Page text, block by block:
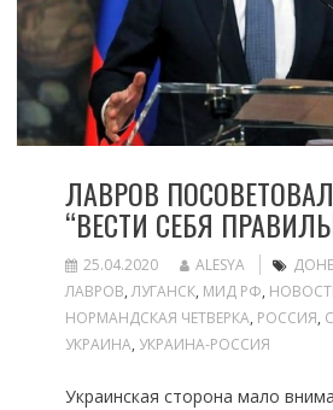
ЛАВРОВ
“ВЕСТИ СЕБЯ
25.04.2020 ALESYA
ЛАВРОВ,ЛУГАНСК, МИД РФ,
НОРМАНДСКАЯ ЧЕТВЕРКА, РОССИЯ,
УКРАИНА, УКРАИНА-РОССИЯ
Украинская сторона мало